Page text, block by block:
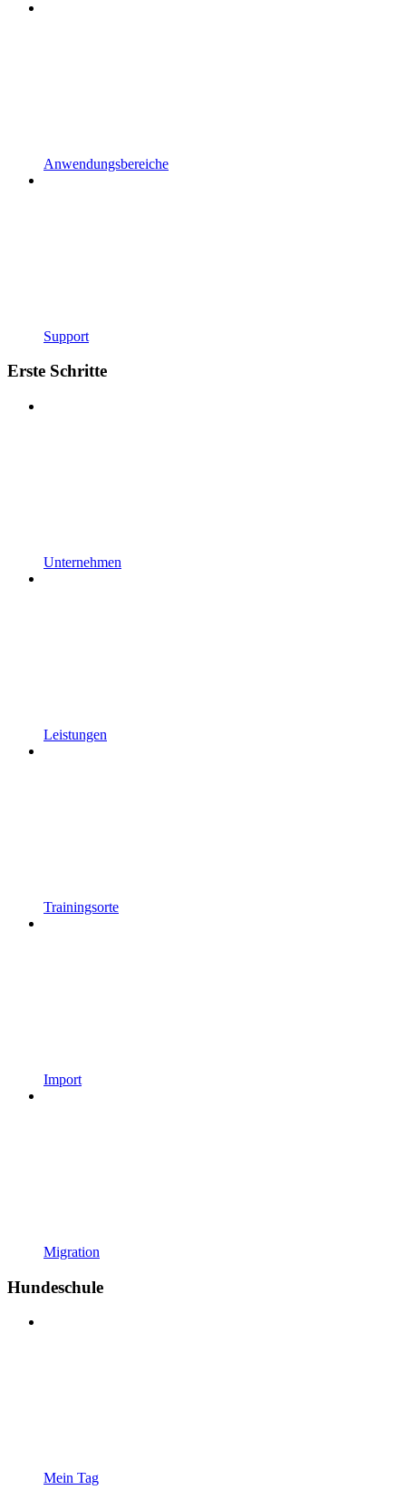
Anwendungsbereiche
Support
Erste Schritte
Unternehmen
Leistungen
Trainingsorte
Import
Migration
Hundeschule
Mein Tag